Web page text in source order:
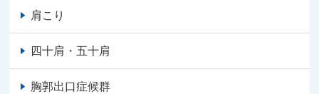
肩こり
四十肩・五十肩
胸郭出口症候群